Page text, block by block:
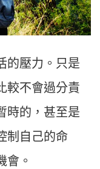
的壓力。只是
較不會過分責
時的，甚至是
制自己的命
會。